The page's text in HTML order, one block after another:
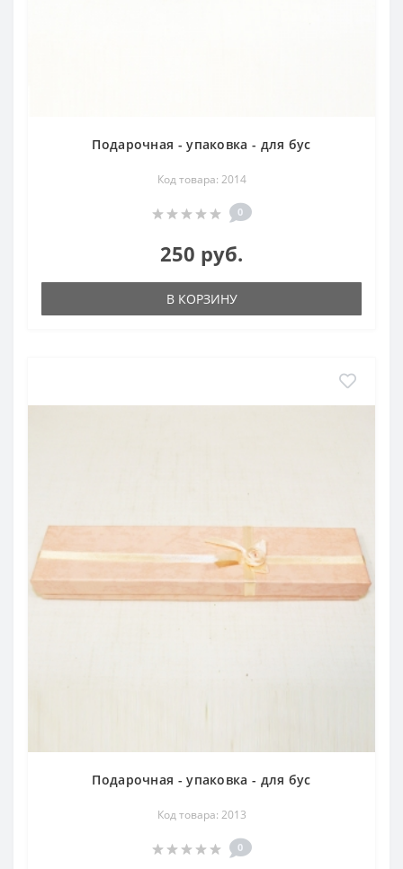
Подарочная - упаковка - для бус
Код товара: 2014
0
250 руб.
В КОРЗИНУ
Подарочная - упаковка - для бус
Код товара: 2013
0